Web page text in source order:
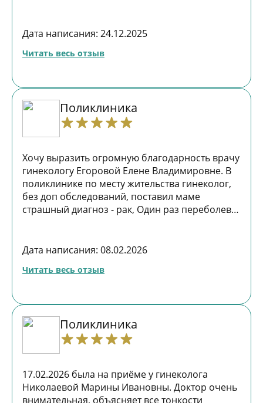
Дата написания: 24.12.2025
Читать весь отзыв
Поликлиника
Хочу выразить огромную благодарность врачу
гинекологу Егоровой Елене Владимировне. В
поликлинике по месту жительства гинеколог,
без доп обследований, поставил маме
страшный диагноз - рак, Один раз переболев
диагноз и обратились к Елене Владимировне.
профессионал с большой буквы! Сразу
назначила доп исследования и анализы,
объяснила каждую процедуру, а после
спокойно и понятно ответила на все вопросы.
Вам доктор, от всей нашей семьи!!!
Рекомендую специалиста всем, кто ищет
Дата написания: 08.02.2026
Читать весь отзыв
Поликлиника
17.02.2026 была на приёме у гинеколога
Николаевой Марины Ивановны. Доктор очень
внимательная, объясняет все тонкости